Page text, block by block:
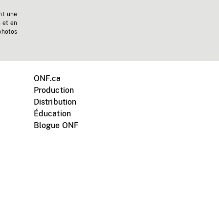
une
et en
ONF.ca
Production
Distribution
Éducation
Blogue ONF